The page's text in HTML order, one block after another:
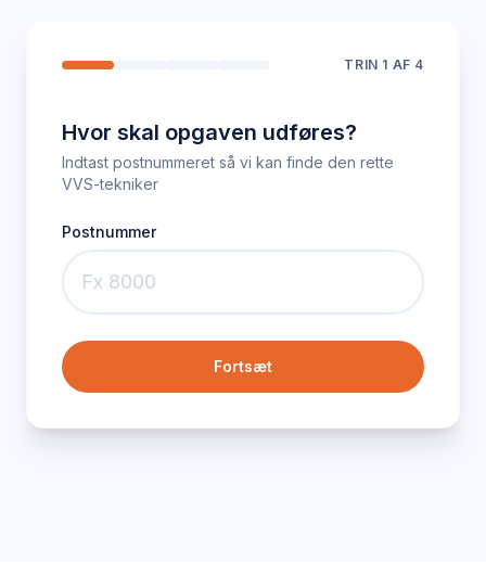
TRIN 1 AF 4
Hvor skal opgaven udføres?
Indtast postnummeret så vi kan finde den rette
VVS-tekniker
Postnummer
Fortsæt